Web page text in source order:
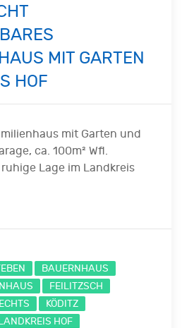
MIT GARTEN
HOF
mit Garten und
ca. 100m² Wfl.
Lage im Landkreis
BAUERNHAUS
FEILITZSCH
KÖDITZ
HOF